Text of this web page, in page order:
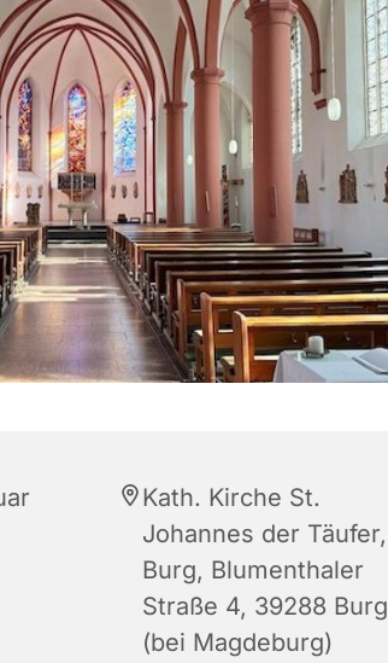
Kath. Kirche St.
Johannes der Täufer,
Burg, Blumenthaler
Straße 4, 39288 Burg
(bei Magdeburg)